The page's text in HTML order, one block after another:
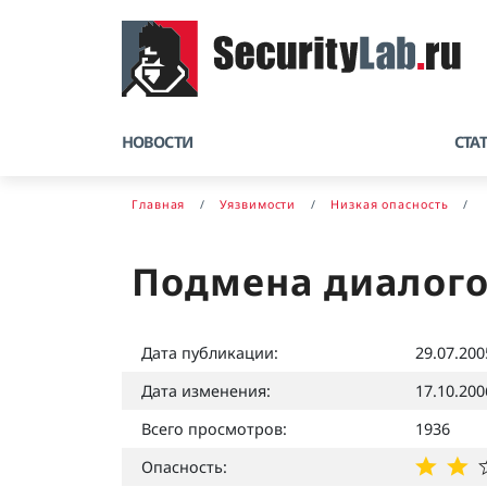
НОВОСТИ
Главная Уязвимости Низкая опасность
Подмена
Дата публикации:
Дата изменения:
Всего просмотров:
1936
Опасность: